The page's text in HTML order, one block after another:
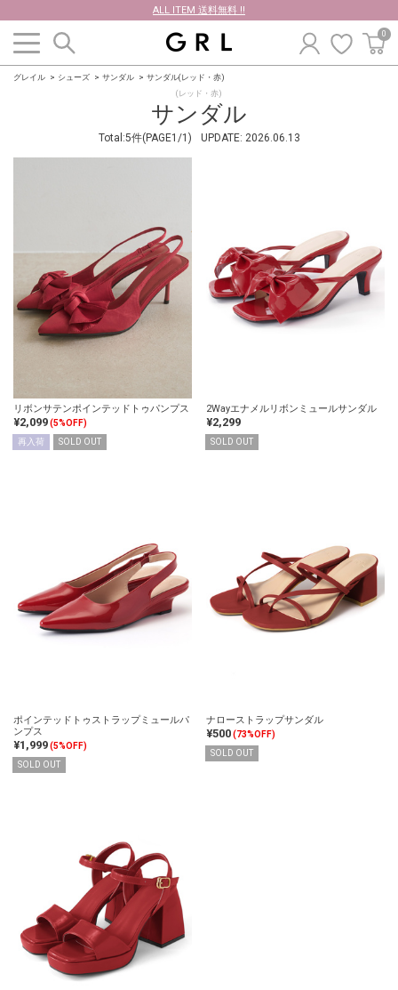
ALL ITEM 送料無料 !!
0
グレイル シューズ サンダル サンダル(レッド・赤)
サンダル
(レッド・赤)
Total:5件(PAGE1/1) UPDATE: 2026.06.13
リボンサテンポインテッドトゥパンプス
¥2,099(5%OFF)
再入荷
SOLD OUT
2Wayエナメルリボンミュールサンダル
¥2,299
SOLD OUT
ポインテッドトゥストラップミュールパ
ンプス
¥1,999(5%OFF)
SOLD OUT
ナローストラップサンダル
¥500(73%OFF)
SOLD OUT